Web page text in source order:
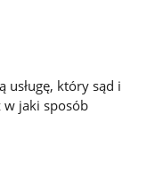
usługę, który sąd i
w jaki sposób